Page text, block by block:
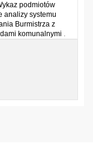
podmiotów
analizy systemu
Burmistrza z
komunalnymi .